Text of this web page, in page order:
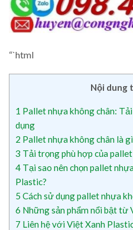
“`html
Nội dung
1 Pallet nhựa không chân:
dụng
2 Pallet nhựa không chân là
3 Tải trọng phù hợp của
4 Tại sao nên chọn pallet
Plastic?
5 Cách sử dụng pallet nhựa
6 Những sản phẩm nổi bật từ
7 Liên hệ với Việt Xanh